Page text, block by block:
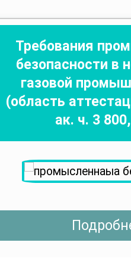
Требования
безопасности в
газовой
(область
ак. ч. 3 800